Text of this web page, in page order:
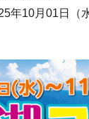
年10月01日（